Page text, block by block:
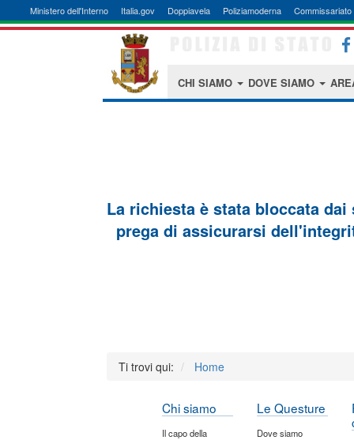
Ministero dell'Interno Italia.gov Doppiavela Poliziamoderna Commissariato
CHI SIAMO DOVE SIAMO
La richiesta è stata bloccata
prega di assicurarsi
Ti trovi qui: Home
Chi siamo
Il capo della
Le Questure
Dove siamo